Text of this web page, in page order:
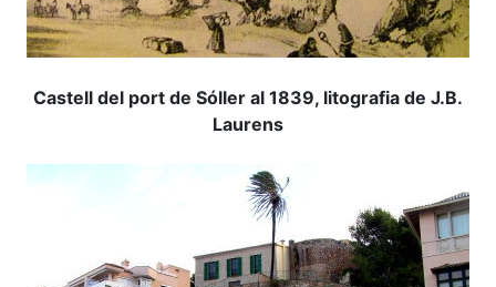
Castell del port de Sóller al 1839, litografia de J.B.
Laurens